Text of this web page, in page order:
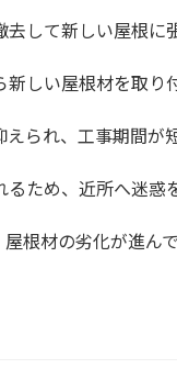
して新しい屋根に
しい屋根材を取り
られ、工事期間が
ため、近所へ迷惑
根材の劣化が進